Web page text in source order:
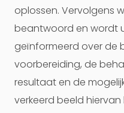
oplossen. Vervolgens
beantwoord en wordt
geïnformeerd over de
voorbereiding, de
resultaat en de
verkeerd beeld